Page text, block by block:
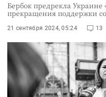
Бербок предрекла Украине
прекращения поддержки
21 сентября 2024, 05:24 13